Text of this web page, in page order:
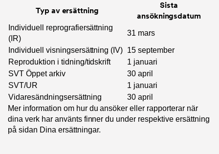
Typ av ersättning
Sista
ansökningsdatum
Individuell reprografiersättning
(IR)
31 mars
Individuell visningsersättning (IV) 15 september
Reproduktion i tidning/tidskrift
1 januari
SVT Öppet arkiv
30 april
SVT/UR
1 januari
Vidaresändningsersättning
30 april
Mer information om hur du ansöker eller rapporterar när
dina verk har använts finner du under respektive ersättning
på sidan Dina ersättningar.